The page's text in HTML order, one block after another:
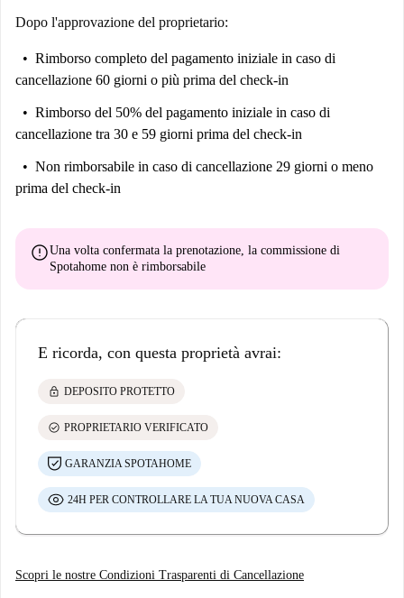
Dopo l'approvazione del proprietario:
Rimborso completo del pagamento iniziale in caso di
cancellazione 60 giorni o più prima del check-in
Rimborso del 50% del pagamento iniziale in caso di
cancellazione tra 30 e 59 giorni prima del check-in
Non rimborsabile in caso di cancellazione 29 giorni o meno
prima del check-in
errorUna volta confermata la prenotazione, la commissione di
Spotahome non è rimborsabile
E ricorda, con questa proprietà avrai:
lock DEPOSITO PROTETTO
check_circle PROPRIETARIO VERIFICATO
GARANZIA SPOTAHOME
24H PER CONTROLLARE LA TUA NUOVA CASA
Scopri le nostre Condizioni Trasparenti di Cancellazione